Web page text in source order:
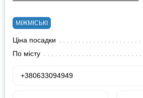
МІЖМІСЬКІ
Ціна посадки
По місту
+380633094949